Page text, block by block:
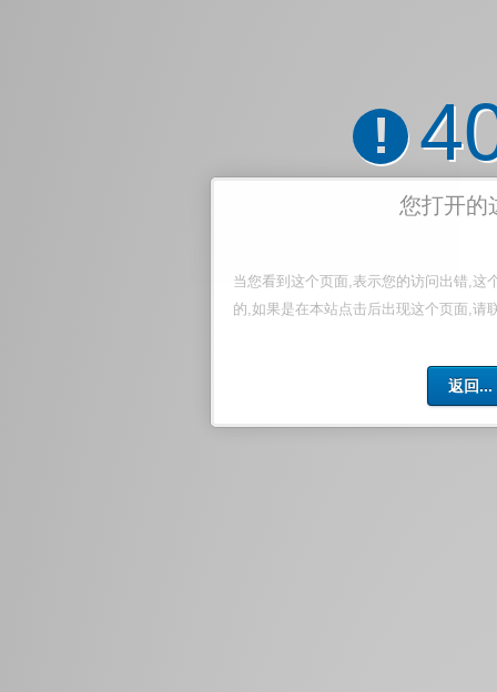
!
您打开的
当您看到这个页面,表示您的访问出错,这
的,如果是在本站点击后出现这个页面,请
返回...